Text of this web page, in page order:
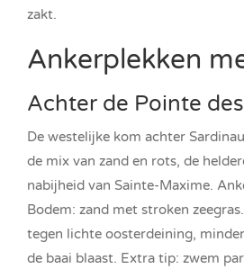
zakt.
Ankerplekken
Achter de Pointe
De westelijke kom achter
de mix van zand en rots, de
nabijheid van Sainte-Maxime.
Bodem: zand met stroken
tegen lichte oosterdeining,
de baai blaast. Extra tip: zwem